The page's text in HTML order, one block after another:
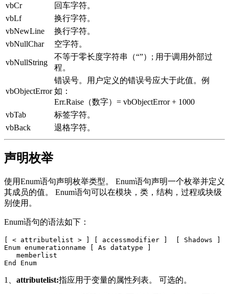
vbCr
回车字符。
vbLf
换行字符。
vbNewLine
换行字符。
vbNullChar
空字符。
vbNullString
不等于零长度字符串（“”）; 用于调用外部过
程。
vbObjectError
错误号。用户定义的错误号应大于此值。例
如：
Err.Raise（数字）= vbObjectError + 1000
vbTab
标签字符。
vbBack
退格字符。
声明枚举
使用Enum语句声明枚举类型。 Enum语句声明一个枚举并定义
其成员的值。 Enum语句可以在模块，类，结构，过程或块级
别使用。
Enum语句的语法如下：
[ < attributelist > ] [ accessmodifier ]  [ Shadows ]
Enum enumerationname [ As datatype ]
   memberlist
1、 attributelist:指应用于变量的属性列表。 可选的。